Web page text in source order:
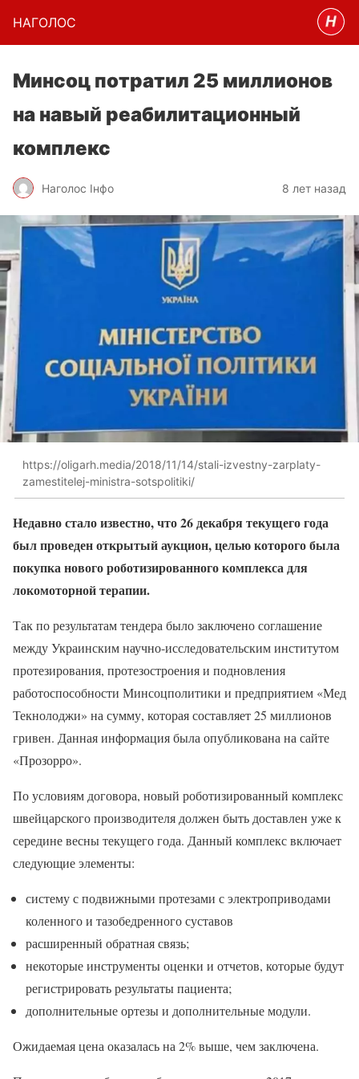
НАГОЛОC
Минсоц потратил 25 миллионов
на навый реабилитационный
комплекс
Наголос Інфо 8 лет назад
https://oligarh.media/2018/11/14/stali-izvestny-zarplaty-
zamestitelej-ministra-sotspolitiki/
Недавно стало известно, что 26 декабря текущего года
был проведен открытый аукцион, целью которого была
покупка нового роботизированного комплекса для
локомоторной терапии.
Так по результатам тендера было заключено соглашение
между Украинским научно-исследовательским институтом
протезирования, протезостроения и подновления
работоспособности Минсоцполитики и предприятием «Мед
Текнолоджи» на сумму, которая составляет 25 миллионов
гривен. Данная информация была опубликована на сайте
«Прозорро».
По условиям договора, новый роботизированный комплекс
швейцарского производителя должен быть доставлен уже к
середине весны текущего года. Данный комплекс включает
следующие элементы:
систему с подвижными протезами с электроприводами
коленного и тазобедренного суставов
расширенный обратная связь;
некоторые инструменты оценки и отчетов, которые будут
регистрировать результаты пациента;
дополнительные ортезы и дополнительные модули.
Ожидаемая цена оказалась на 2% выше, чем заключена.